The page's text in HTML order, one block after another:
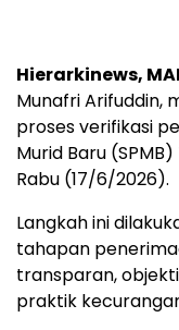
Hierarkinews,
Munafri Arifuddin,
proses verifikasi
Murid Baru
Rabu (17/6/2026).
Langkah ini
tahapan
transparan,
praktik